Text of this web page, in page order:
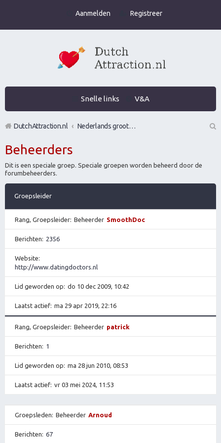
Aanmelden Registreer
Snelle links V&A
DutchAttraction.nl
Nederlands grootste Dutch Attraction, Lifestyle, Vrouwen versieren en Pick-Up (PUA) Forum
Beheerders
Dit is een speciale groep. Speciale groepen worden beheerd door de
forumbeheerders.
Groepsleider
Rang, Groepsleider Beheerder SmoothDoc
Berichten 2356
Website
http://www.datingdoctors.nl
Lid geworden op do 10 dec 2009, 10:42
Laatst actief ma 29 apr 2019, 22:16
Rang, Groepsleider Beheerder patrick
Berichten 1
Lid geworden op ma 28 jun 2010, 08:53
Laatst actief vr 03 mei 2024, 11:53
Groepsleden Beheerder Arnoud
Berichten 67